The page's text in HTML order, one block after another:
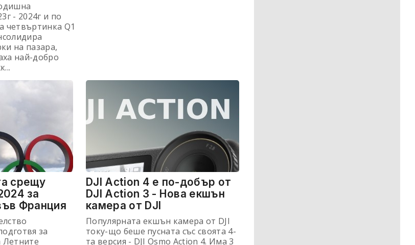
- 2024г и по
четвъртинка Q1
на пазара,
най-добро
срещу
за
Франция
за
Летните
DJI Action 4 е по-добър от
DJI Action 3 - Нова екшън
камера от DJI
Популярната екшън камера от DJI
току-що беше пусната със своята 4-
та версия - DJI Osmo Action 4. Има 3